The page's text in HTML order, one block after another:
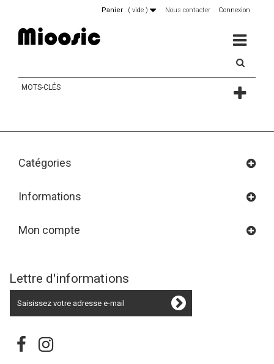
Connexion
Nous contacter
Panier ( vide )
MENU
MOTS-CLÉS
Catégories
Informations
Mon compte
Lettre d'informations